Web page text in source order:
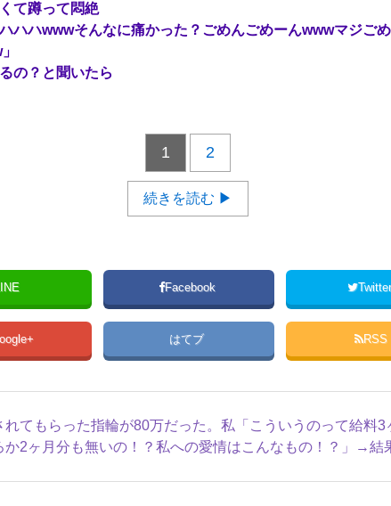
て蹲って悶絶
ハハwwwそんなに痛かった？ごめんごめーんwwwマジご
の？と聞いたら
1 2
続きを読む ▶
Facebook
はてブ RSS
れてもらった指輪が80万だった。私「こういうのって給料3
か2ヶ月分も無いの！？私への愛情はこんなもの！？」→結